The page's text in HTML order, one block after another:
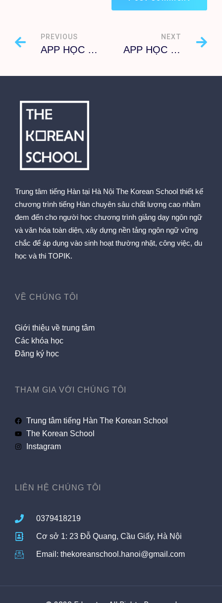
PREVIOUS
APP HỌC TIẾNG HÀN CHO NGƯỜI VIỆT
NEXT
APP HỌC TIẾNG HÀN THÚ VỊ
Trung tâm tiếng Hàn tại Hà Nội The Korean School thiết kế
chương trình tiếng Hàn chuyên sâu chất lượng cao nhằm
đem đến cho người học chương trình giảng dạy ngôn ngữ
và văn hóa toàn diện, xây dựng nền tảng ngôn ngữ vững
chắc để áp dụng vào sinh hoạt thường nhật, công việc, du
học và thi TOPIK.
VỀ CHÚNG TÔI
Giới thiệu về trung tâm
Các khóa học
Đăng ký học
THAM GIA VỚI CHÚNG TÔI
Trung tâm tiếng Hàn The Korean School
The Korean School
Instagram
LIÊN HỆ CHÚNG TÔI
0379418219
Cơ sở 1: 23 Đỗ Quang, Cầu Giấy, Hà Nội
Email: thekoreanschool.hanoi@gmail.com